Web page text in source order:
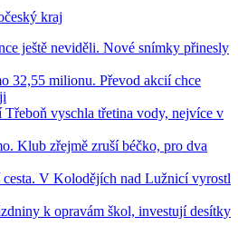
kraj
ještě neviděli. Nové snímky přinesly
32,55 milionu. Převod akcií chce
vyschla třetina vody, nejvíce v
Klub zřejmě zruší béčko, pro dva
cesta. V Kolodějích nad Lužnicí vyrostl
k opravám škol, investují desítky